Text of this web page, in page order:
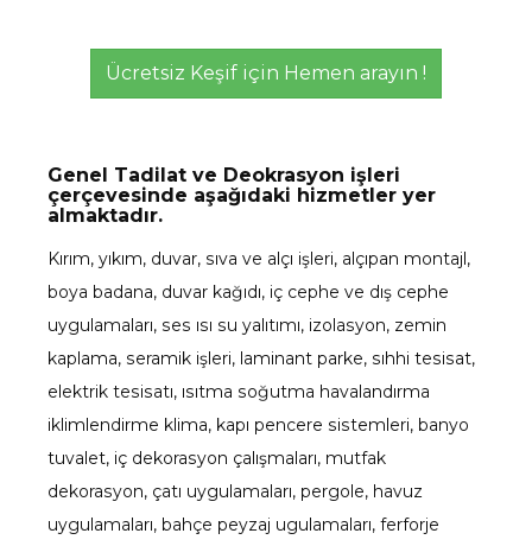
Ücretsiz Keşif için Hemen arayın !
Genel Tadilat ve Deokrasyon işleri
çerçevesinde aşağıdaki hizmetler yer
almaktadır.
Kırım, yıkım, duvar, sıva ve alçı işleri, alçıpan montajl,
boya badana, duvar kağıdı, iç cephe ve dış cephe
uygulamaları, ses ısı su yalıtımı, izolasyon, zemin
kaplama, seramik işleri, laminant parke, sıhhi tesisat,
elektrik tesisatı, ısıtma soğutma havalandırma
iklimlendirme klima, kapı pencere sistemleri, banyo
tuvalet, iç dekorasyon çalışmaları, mutfak
dekorasyon, çatı uygulamaları, pergole, havuz
uygulamaları, bahçe peyzaj ugulamaları, ferforje